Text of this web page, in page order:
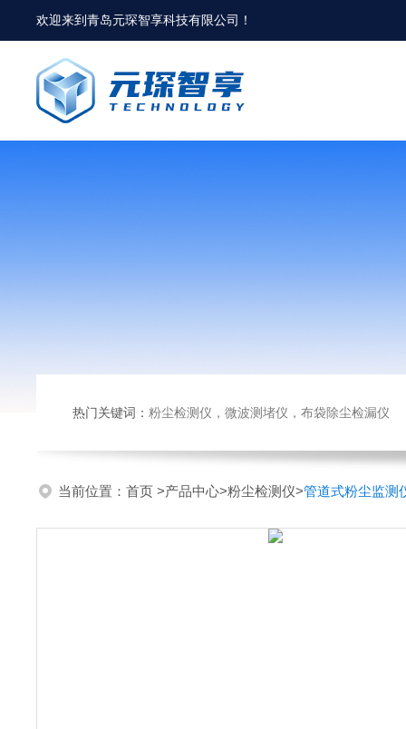
欢迎来到青岛元琛智享科技有限公司 ！
热门关键词： 粉尘检测仪，微波测堵仪，布袋除尘检漏仪
当前位置： 首页 >产品中心>粉尘检测仪>管道式粉尘监测